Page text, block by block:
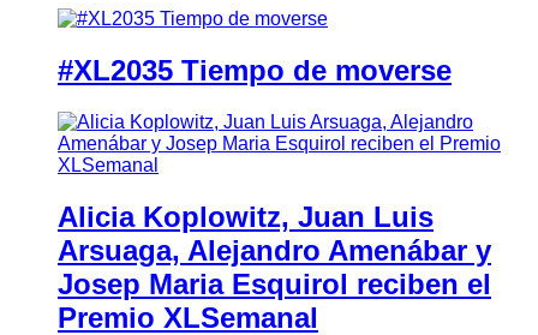
#XL2035 Tiempo de moverse
Alicia Koplowitz, Juan Luis
Arsuaga, Alejandro Amenábar y
Josep Maria Esquirol reciben el
Premio XLSemanal